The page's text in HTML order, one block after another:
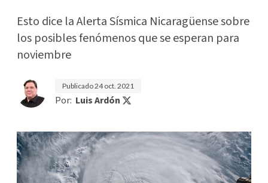
Esto dice la Alerta Sísmica Nicaragüense sobre
los posibles fenómenos que se esperan para
noviembre
Publicado24 oct. 2021
Por: Luis Ardón